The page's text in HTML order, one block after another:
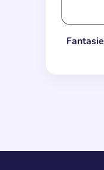
Fantasie